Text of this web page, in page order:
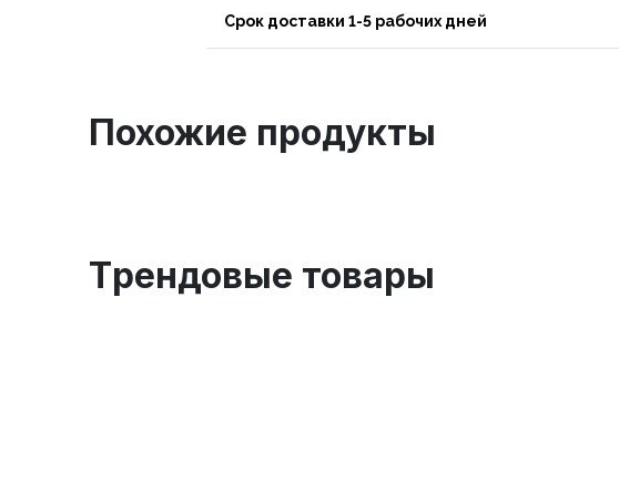
Срок доставки 1-5 рабочих дней
Похожие продукты
Tрендовые товары